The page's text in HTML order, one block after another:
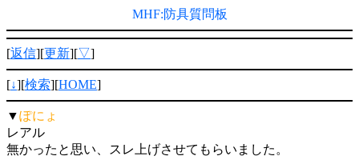
MHF:防具質問板
[返信][更新][▽]
[↓][検索][HOME]
▼ぽにょ
レアル
無かったと思い、スレ上げさせてもらいました。